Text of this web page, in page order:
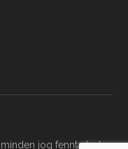
jog fenntartva!